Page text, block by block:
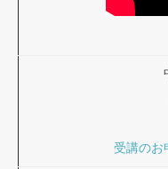
受講のお